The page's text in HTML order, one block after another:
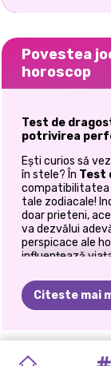
Povestea
horoscop
Test de
potrivirea
Ești curios să
în stele? În Test
compatibilitatea
tale zodiacale!
doar prieteni,
va dezvălui
perspicace ale
influențează
Testează-ți
Indiferent dacă
Citeste mai
DRAGOSTE
VALENTINE-
PRINCESSES